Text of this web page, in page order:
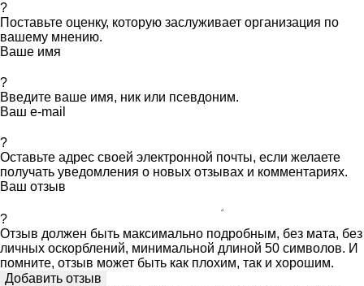
?
Поставьте оценку, которую заслуживает организация по
вашему мнению.
Ваше имя
?
Введите ваше имя, ник или псевдоним.
Ваш e-mail
?
Оставьте адрес своей электронной почты, если желаете
получать уведомления о новых отзывах и комментариях.
Ваш отзыв
?
Отзыв должен быть максимально подробным, без мата, без
личных оскорблений, минимальной длиной 50 символов. И
помните, отзыв может быть как плохим, так и хорошим.